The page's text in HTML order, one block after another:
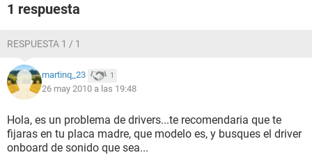
1 respuesta
RESPUESTA 1 / 1
martinq_23 1
26 may 2010 a las 19:48
Hola, es un problema de drivers...te recomendaria que te
fijaras en tu placa madre, que modelo es, y busques el driver
onboard de sonido que sea...